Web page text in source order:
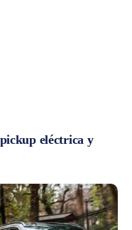
eléctrica y